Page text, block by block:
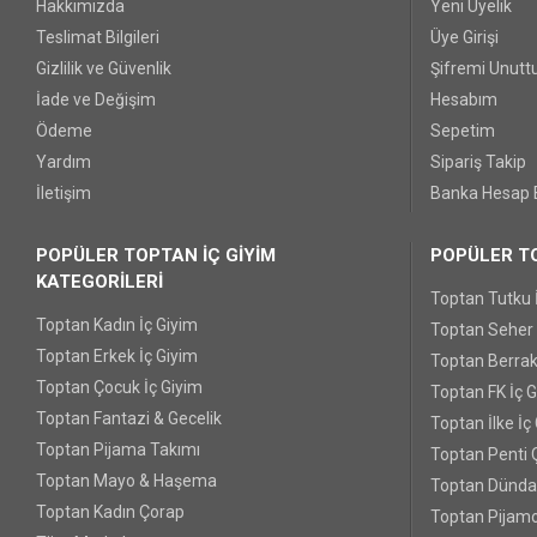
Hakkımızda
Teslimat Bilgileri
Gizlilik ve Güvenlik
İade ve Değişim
Ödeme
Yardım
İletişim
Yeni Üyelik
Üye Girişi
Şifremi
Hesabım
Sepetim
Sipariş Takip
Banka Hesap
POPÜLER TOPTAN İÇ GİYİM
KATEGORİLERİ
Toptan Kadın İç Giyim
Toptan Erkek İç Giyim
Toptan Çocuk İç Giyim
Toptan Fantazi & Gecelik
Toptan Pijama Takımı
Toptan Mayo & Haşema
Toptan Kadın Çorap
POPÜLER
Toptan Tutku
Toptan Seher
Toptan
Toptan FK İç
Toptan İlke İç
Toptan Penti
Toptan
Toptan